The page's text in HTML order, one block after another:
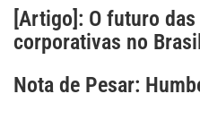
[Artigo]: O futuro
corporativas no Brasil
Nota de Pesar: